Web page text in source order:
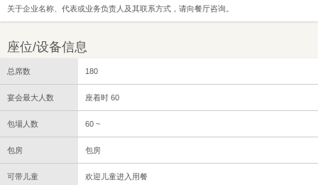
关于企业名称、代表或业务负责人及其联系方式，请向餐厅咨询。
座位/设备信息
总席数 180
宴会最大人数 座着时 60
包場人数 60 ~
包房 包房
可带儿童 欢迎儿童进入用餐